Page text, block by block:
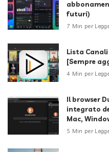
futuri)
7 Min per
Lista Canali
[Sempre
4 Min per
Il browser
integrato
Mac,
5 Min per